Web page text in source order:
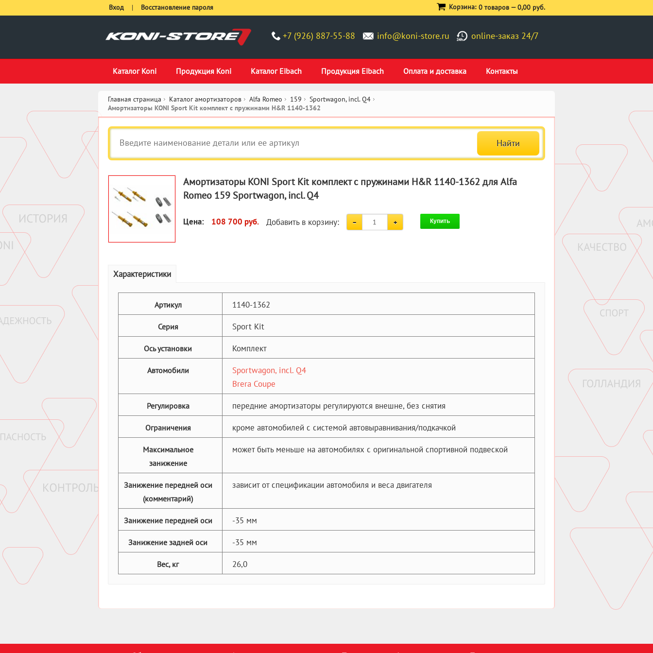
+7 (926) 887-55-88 info@koni-store.ru online-заказ 24/7
Каталог Koni Продукция Koni Каталог Eibach Продукция Eibach Оплата и доставка Контакты
Вход | Восстановление пароля Корзина: 0 товаров —0,00 руб.
Главная страница Каталог амортизаторов Alfa Romeo 159 Sportwagon, incl. Q4
Амортизаторы KONI Sport Kit комплект c пружинами H&R 1140-1362
Амортизаторы KONI Sport Kit комплект c пружинами H&R 1140-1362 для Alfa
Romeo 159 Sportwagon, incl. Q4
Цена: 108 700 руб. Добавить в корзину: Купить
Характеристики
Артикул 1140-1362
Серия Sport Kit
Ось установки Комплект
Автомобили
Sportwagon, incl. Q4
Brera Coupe
Регулировка передние амортизаторы регулируются внешне, без снятия
Ограничения кроме автомобилей с системой автовыравнивания/подкачкой
Максимальное
занижение
может быть меньше на автомобилях с оригинальной спортивной подвеской
Занижение передней оси
(комментарий)
зависит от спецификации автомобиля и веса двигателя
Занижение передней оси -35 мм
Занижение задней оси -35 мм
Вес, кг 26,0